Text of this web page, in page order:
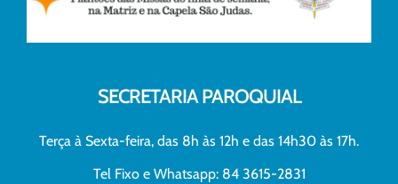
SECRETARIA PAROQUIAL
Terça à Sexta-feira, das 8h às 12h e das 14h30 às 17h.
Tel Fixo e Whatsapp: 84 3615-2831